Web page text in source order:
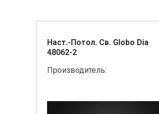
Наст.-Потол. Св. Globo Dia
48062-2
Производитель: